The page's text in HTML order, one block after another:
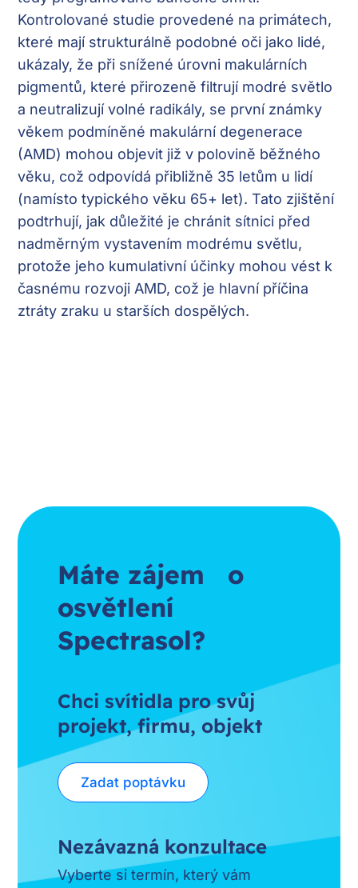
Kontrolované studie provedené na primátech,
které mají strukturálně podobné oči jako lidé,
ukázaly, že při snížené úrovni makulárních
pigmentů, které přirozeně filtrují modré světlo
a neutralizují volné radikály, se první známky
věkem podmíněné makulární degenerace
(AMD) mohou objevit již v polovině běžného
věku, což odpovídá přibližně 35 letům u lidí
(namísto typického věku 65+ let). Tato zjištění
podtrhují, jak důležité je chránit sítnici před
nadměrným vystavením modrému světlu,
protože jeho kumulativní účinky mohou vést k
časnému rozvoji AMD, což je hlavní příčina
ztráty zraku u starších dospělých.
Máte zájem o
osvětlení
Spectrasol?
Chci svítidla pro svůj
projekt, firmu, objekt
Zadat poptávku
Nezávazná konzultace
Vyberte si termín, který vám